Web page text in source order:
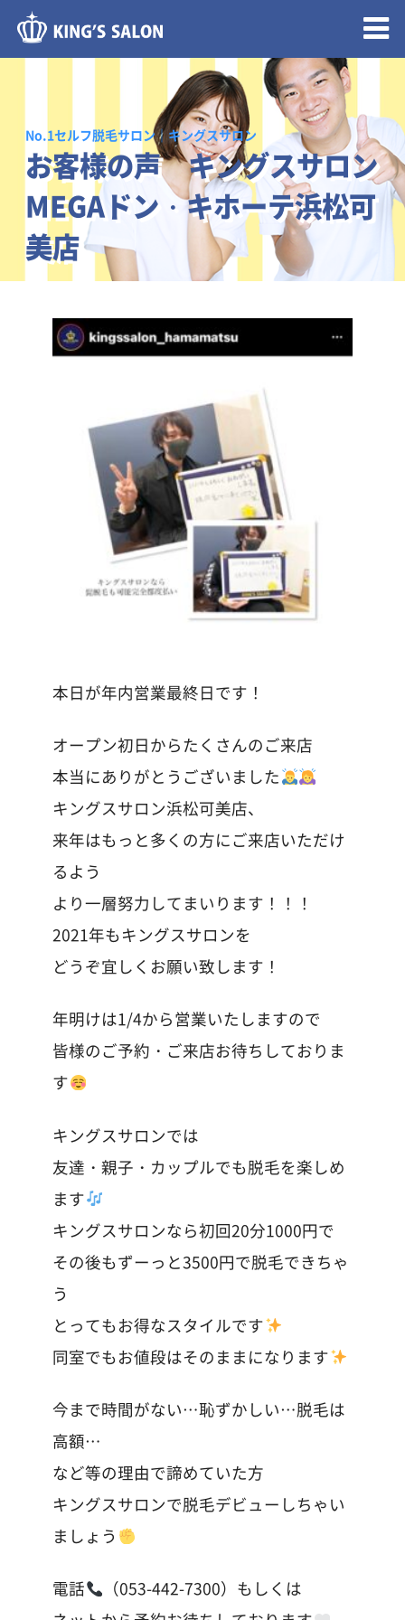
No.1セルフ脱毛サロン｜キングスサロン
お客様の声 キングスサロン
MEGAドン・キホーテ浜松可
美店
本日が年内営業最終日です！
オープン初日からたくさんのご来店
本当にありがとうございました
キングスサロン浜松可美店、
来年はもっと多くの方にご来店いただけ
るよう
より一層努力してまいります！！！
2021年もキングスサロンを
どうぞ宜しくお願い致します！
年明けは1/4から営業いたしますので
皆様のご予約・ご来店お待ちしておりま
す
キングスサロンでは
友達・親子・カップルでも脱毛を楽しめ
ます
キングスサロンなら初回20分1000円で
その後もずーっと3500円で脱毛できちゃ
う
とってもお得なスタイルです
同室でもお値段はそのままになります
今まで時間がない…恥ずかしい…脱毛は
高額…
など等の理由で諦めていた方
キングスサロンで脱毛デビューしちゃい
ましょう
電話
（053-442-7300）もしくは